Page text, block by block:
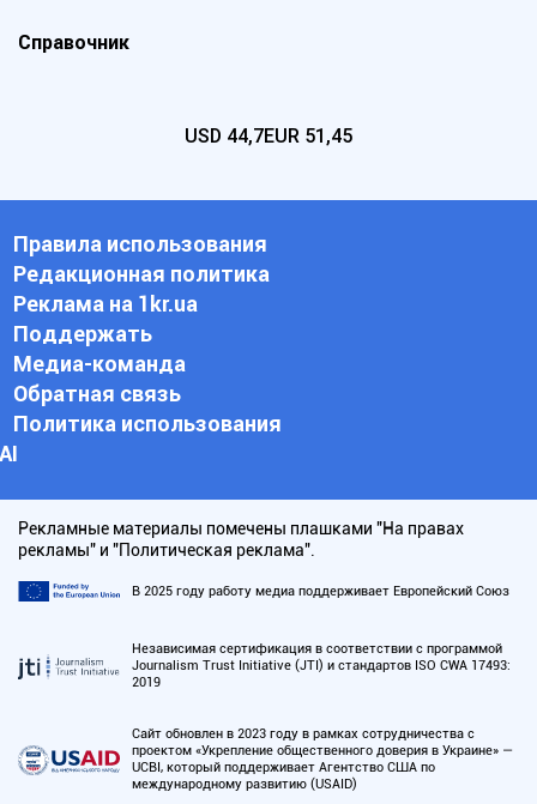
Справочник
USD 44,7EUR 51,45
Правила использования
Редакционная политика
Реклама на 1kr.ua
Поддержать
Медиа-команда
Обратная связь
Политика использования
АI
Рекламные материалы помечены плашками "На правах
рекламы" и "Политическая реклама".
В 2025 году работу медиа поддерживает Европейский Союз
Независимая сертификация в соответствии с программой
Journalism Trust Initiative (JTI) и стандартов ISO CWA 17493:
2019
Сайт обновлен в 2023 году в рамках сотрудничества с
проектом «Укрепление общественного доверия в Украине» —
UCBI, который поддерживает Агентство США по
международному развитию (USAID)